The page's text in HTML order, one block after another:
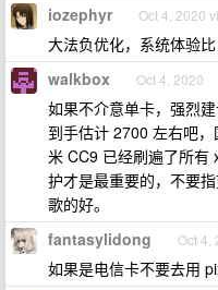
iozephyr Oct 4, 2020
大法负优化，系统体验
walkbox Oct 4, 2020
如果不介意单卡，强烈
到手估计 2700 左右吧
米 CC9 已经刷遍了所有
护才是最重要的，不要
歌的好。
fantasylidong Oct 4,
如果是电信卡不要去用